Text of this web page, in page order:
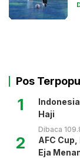
Pos
1
Haji
Dibaca
2
AFC
Eja